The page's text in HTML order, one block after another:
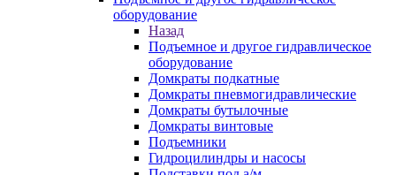
оборудование
Назад
Подъемное и другое гидравлическое
оборудование
Домкраты подкатные
Домкраты пневмогидравлические
Домкраты бутылочные
Домкраты винтовые
Подъемники
Гидроцилиндры и насосы